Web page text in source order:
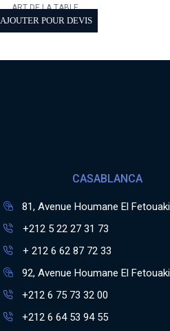
ART DE LA TABLE
AJOUTER POUR DEVIS
CASABLANCA
81, Avenue Houmane El Fetouaki.
+212 5 22 27 31 73
+ 212 6 62 87 72 33
92, Avenue Houmane El Fetouaki.
+212 6 75 73 32 00
+212 6 64 53 94 55